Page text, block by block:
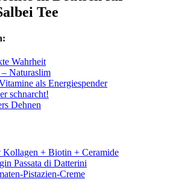
Tee
Wahrheit
Naturaslim
als Energiespender
schnarcht!
Dehnen
Kollagen + Biotin + Ceramide
Passata di Datterini
Pistazien-Creme